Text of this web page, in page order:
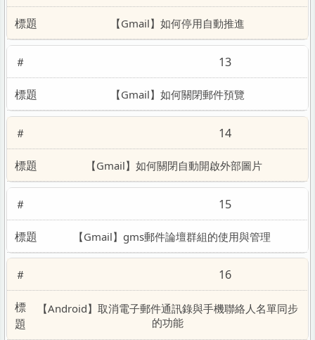
【Gmail】如何停用自動推進
13
【Gmail】如何關閉郵件預覽
14
【Gmail】如何關閉自動開啟外部圖片
15
【Gmail】gms郵件論壇群組的使用與管理
16
【Android】取消電子郵件通訊錄與手機聯絡人名單同步
的功能